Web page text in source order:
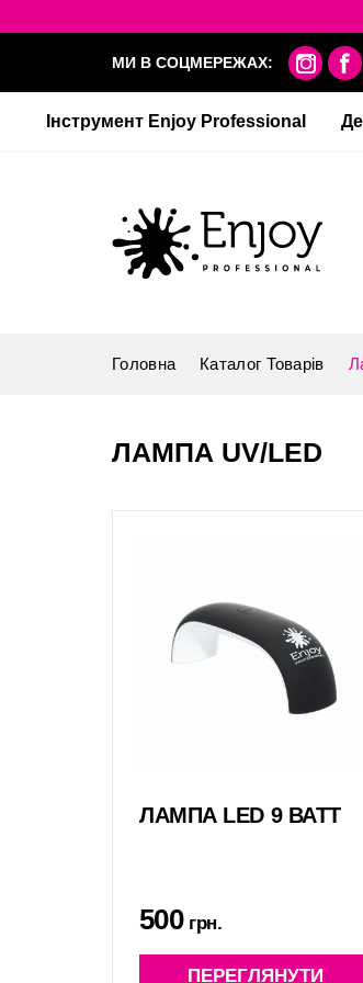
МИ В СОЦМЕРЕЖАХ:
Інструмент Enjoy Professional
Головна Каталог Товарів
ЛАМПА UV/LED
ЛАМПА LED 9 ВАТТ
500грн.
ПЕРЕГЛЯНУТИ